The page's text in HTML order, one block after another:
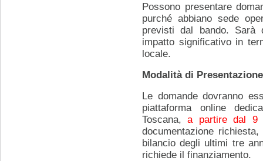
Possono presentare
purché abbiano sede
previsti dal bando. Sarà
impatto significativo in
locale.
Modalità di
Le domande dovranno
piattaforma online
Toscana, a partire dal 9
documentazione
bilancio degli ultimi tre
richiede il finanziamento.